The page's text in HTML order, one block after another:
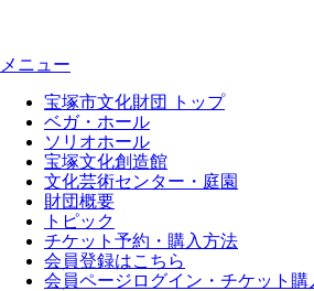
メニュー
宝塚市文化財団 トップ
ベガ・ホール
ソリオホール
宝塚文化創造館
文化芸術センター・庭園
財団概要
トピック
チケット予約・購入方法
会員登録はこちら
会員ページログイン・チケット購